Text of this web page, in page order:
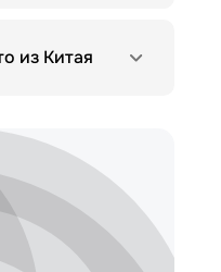
из Китая